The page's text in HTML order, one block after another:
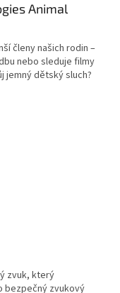
Animal
členy našich rodin –
nebo sleduje filmy
jemný dětský sluch?
zvuk, který
bezpečný zvukový